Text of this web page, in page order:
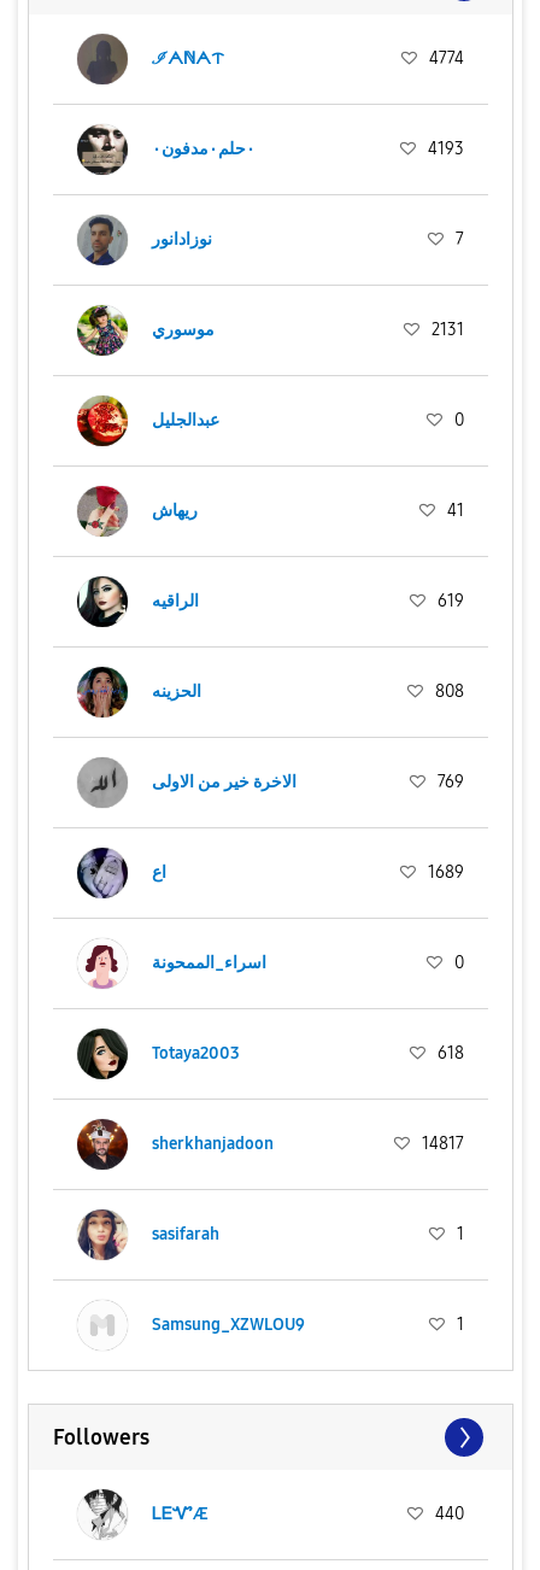
ℐᗅℕᗅᝨ 4774
٠حلم٠مدفون٠ 4193
نوزادانور 7
موسوري 2131
عبدالجليل 0
ريهاش 41
الراقيه 619
الحزينه 808
الاخرة خير من الاولى 769
اع 1689
اسراء_الممحونة 0
Totaya2003 618
sherkhanjadoon 14817
sasifarah 1
Samsung_XZWLOU9 1
Followers
ᏞᎬᏉÆ 440